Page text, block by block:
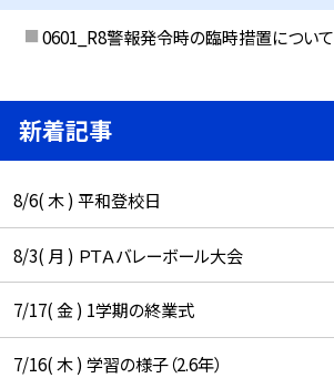
0601_R8警報発令時の臨時措置について
新着記事
8/6( 木 ) 平和登校日
8/3( 月 ) ＰＴＡバレーボール大会
7/17( 金 ) 1学期の終業式
7/16( 木 ) 学習の様子（2.6年）